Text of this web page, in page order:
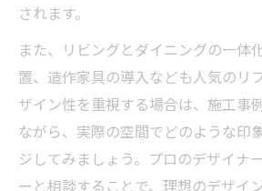
されます。
また、リビングとダイニングの一体
置、造作家具の導入なども人気のリ
ザイン性を重視する場合は、施工事
ながら、実際の空間でどのような印
ジしてみましょう。プロのデザイナ
ーと相談することで、理想のデザイ